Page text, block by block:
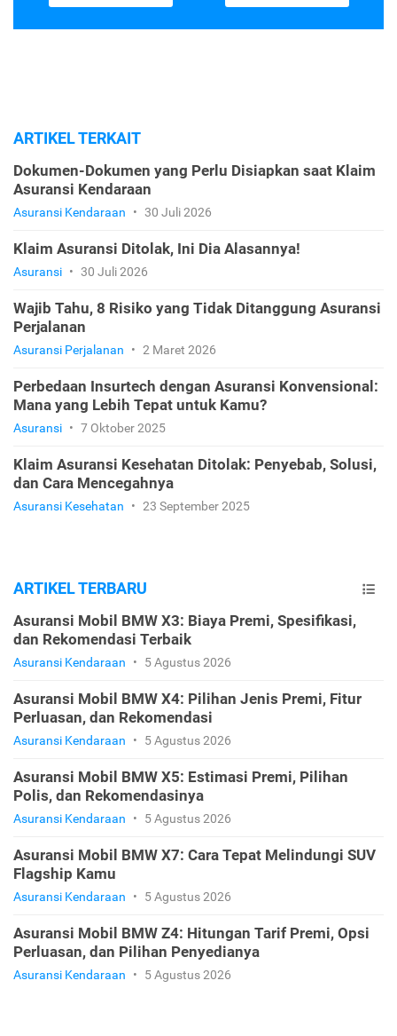
ARTIKEL TERKAIT
Dokumen-Dokumen yang Perlu Disiapkan saat Klaim
Asuransi Kendaraan
Asuransi Kendaraan • 30 Juli 2026
Klaim Asuransi Ditolak, Ini Dia Alasannya!
Asuransi • 30 Juli 2026
Wajib Tahu, 8 Risiko yang Tidak Ditanggung Asuransi
Perjalanan
Asuransi Perjalanan • 2 Maret 2026
Perbedaan Insurtech dengan Asuransi Konvensional:
Mana yang Lebih Tepat untuk Kamu?
Asuransi • 7 Oktober 2025
Klaim Asuransi Kesehatan Ditolak: Penyebab, Solusi,
dan Cara Mencegahnya
Asuransi Kesehatan • 23 September 2025
ARTIKEL TERBARU
Asuransi Mobil BMW X3: Biaya Premi, Spesifikasi,
dan Rekomendasi Terbaik
Asuransi Kendaraan • 5 Agustus 2026
Asuransi Mobil BMW X4: Pilihan Jenis Premi, Fitur
Perluasan, dan Rekomendasi
Asuransi Kendaraan • 5 Agustus 2026
Asuransi Mobil BMW X5: Estimasi Premi, Pilihan
Polis, dan Rekomendasinya
Asuransi Kendaraan • 5 Agustus 2026
Asuransi Mobil BMW X7: Cara Tepat Melindungi SUV
Flagship Kamu
Asuransi Kendaraan • 5 Agustus 2026
Asuransi Mobil BMW Z4: Hitungan Tarif Premi, Opsi
Perluasan, dan Pilihan Penyedianya
Asuransi Kendaraan • 5 Agustus 2026